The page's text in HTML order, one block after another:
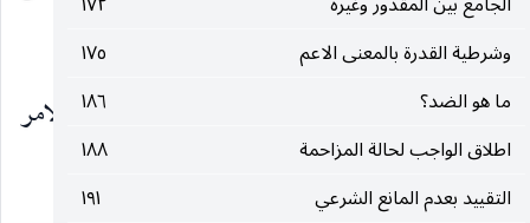
وشرطية القدرة بالمعنى الاعم
١٧٥
ما هو الضد؟
١٨٦
اطلاق الواجب لحالة المزاحمة
١٨٨
التقييد بعدم المانع الشرعي
١٩١
الصلاة.
الثالث : المقدّمات التي يتوقف عليها امتثال الامر
الشرعي بدون